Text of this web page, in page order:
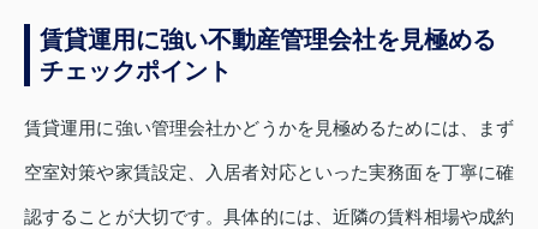
賃貸運用に強い不動産管理会社を見極める
チェックポイント
賃貸運用に強い管理会社かどうかを見極めるためには、まず
空室対策や家賃設定、入居者対応といった実務面を丁寧に確
認することが大切です。具体的には、近隣の賃料相場や成約